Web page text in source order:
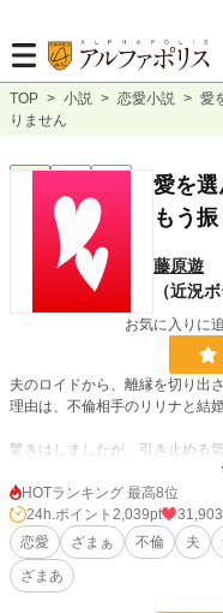
TOP > 小説 > 恋愛小説 > 愛
りません
恋愛 完結 長編
愛を
もう
藤原遊
（近況
お気に入りに
夫のロイドから、離縁を切り出
理由は、不倫相手のリリナと結
驚きはしましたが、引き止める
私は息子のルークと一緒に家を
ちょうど、ルークが新しく宿屋
あの宿を実際に回していたのは
それを手放して、どうなるのか。
HOTランキング 最高8位
24h.ポイント 2,039pt
31,903
恋愛
ざまぁ 不倫 夫
ざまあ